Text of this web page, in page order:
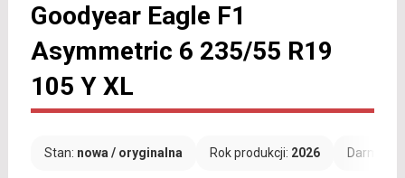
Goodyear Eagle F1
Asymmetric 6 235/55 R19
105 Y XL
Stan: nowa / oryginalna Rok produkcji: 2026